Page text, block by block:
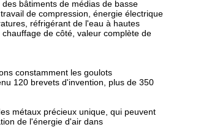
bâtiments de médias de basse
de compression, énergie électrique
réfrigérant de l'eau à hautes
de côté, valeur complète de
constamment les goulots
120 brevets d'invention, plus de 350
métaux précieux unique, qui peuvent
de l'énergie d'air dans